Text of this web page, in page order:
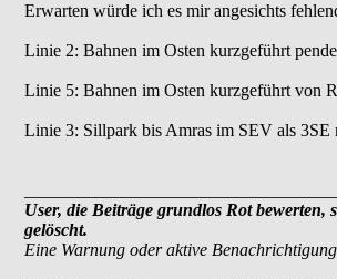
Erwarten würde ich es mir angesichts
Linie 2: Bahnen im Osten kurzgeführt
Linie 5: Bahnen im Osten kurzgeführt von
Linie 3: Sillpark bis Amras im SEV als
User, die Beiträge grundlos Rot
gelöscht.
Eine Warnung oder aktive